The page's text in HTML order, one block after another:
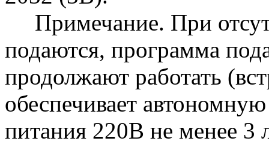
Примечание. При
подаются, программа
продолжают работать
обеспечивает
питания 220В не менее 3